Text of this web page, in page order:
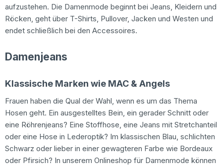
aufzustehen. Die Damenmode beginnt bei Jeans, Kleidern und
Röcken, geht über T-Shirts, Pullover, Jacken und Westen und
endet schließlich bei den Accessoires.
Damenjeans
Klassische Marken wie MAC & Angels
Frauen haben die Qual der Wahl, wenn es um das Thema
Hosen geht. Ein ausgestelltes Bein, ein gerader Schnitt oder
eine Röhrenjeans? Eine Stoffhose, eine Jeans mit Stretchanteil
oder eine Hose in Lederoptik? Im klassischen Blau, schlichten
Schwarz oder lieber in einer gewagteren Farbe wie Bordeaux
oder Pfirsich? In unserem Onlineshop für Damenmode können